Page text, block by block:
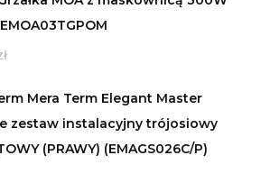
Mera Term Elegant Master
zestaw instalacyjny trójosiowy
(PRAWY) (EMAGS026C/P)